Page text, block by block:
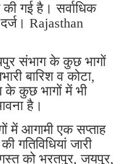
की गई है। सर्वाधिक
Rajasthan
संभाग के कुछ भागों
बारिश व कोटा,
के कुछ भागों में भी
है।
में आगामी एक सप्ताह
गतिविधियां जारी
को भरतपुर, जयपुर,